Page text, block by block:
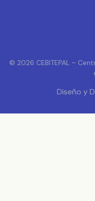
© 2026 CEBITEPAL –
Diseño y